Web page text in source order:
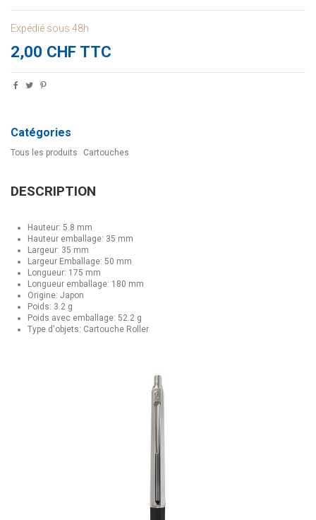
Expédié sous 48h
2,00 CHF TTC
Catégories
Tous les produits Cartouches
DESCRIPTION
Hauteur: 5.8 mm
Hauteur emballage: 35 mm
Largeur: 35 mm
Largeur Emballage: 50 mm
Longueur: 175 mm
Longueur emballage: 180 mm
Origine: Japon
Poids: 3.2 g
Poids avec emballage: 52.2 g
Type d'objets: Cartouche Roller